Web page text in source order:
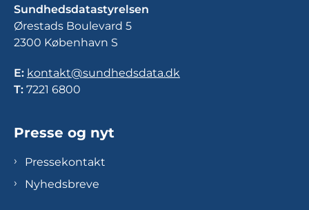
Sundhedsdatastyrelsen
Ørestads Boulevard 5
2300 København S
E: kontakt@sundhedsdata.dk
T: 7221 6800
Presse og nyt
Pressekontakt
Nyhedsbreve